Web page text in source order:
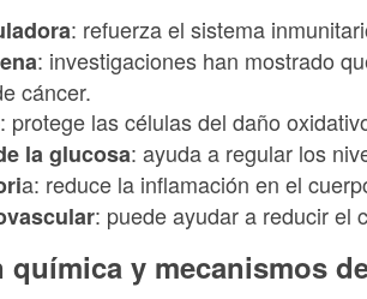
: refuerza el sistema
: investigaciones han mostrado
cáncer.
: protege las células del daño
la glucosa: ayuda a regular los
a: reduce la inflamación en el
: puede ayudar a reducir el
y mecanismos